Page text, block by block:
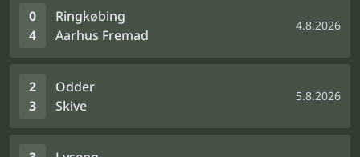
0
4
Ringkøbing
Aarhus Fremad
4.8.2026
2
3
Odder
Skive
5.8.2026